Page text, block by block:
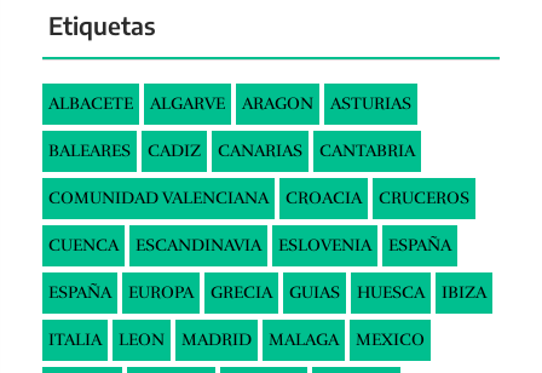
Etiquetas
ALBACETE ALGARVE ARAGON ASTURIAS
BALEARES CADIZ CANARIAS CANTABRIA
COMUNIDAD VALENCIANA CROACIA CRUCEROS
CUENCA ESCANDINAVIA ESLOVENIA ESPAÑA
ESPAÑA EUROPA GRECIA GUIAS HUESCA IBIZA
ITALIA LEON MADRID MALAGA MEXICO